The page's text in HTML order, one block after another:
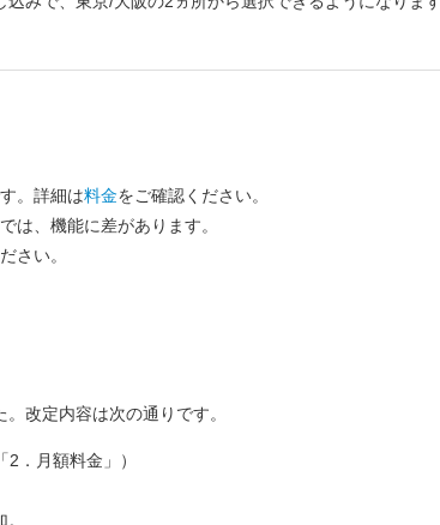
。詳細は料金をご確認ください。
は、機能に差があります。
さい。
改定内容は次の通りです。
．月額料金」）